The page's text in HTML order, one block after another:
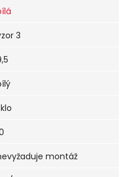
3
montáž